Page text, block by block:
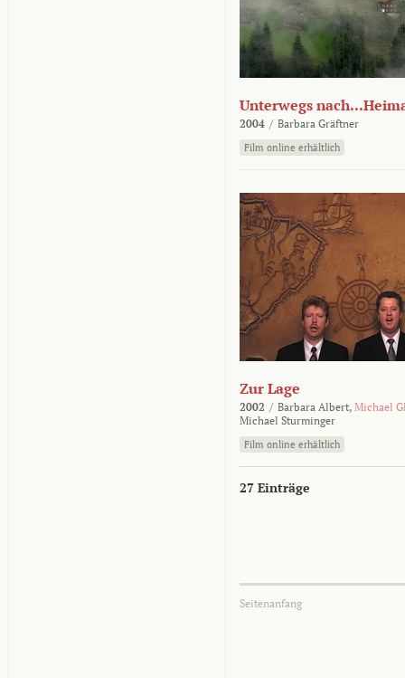
Unterwegs
2004 / Barbara Gräftner
Film online erhältlich
Zur Lage
2002 / Barbara Albert, Michael
Michael Sturminger
Film online erhältlich
27 Einträge
Seitenanfang